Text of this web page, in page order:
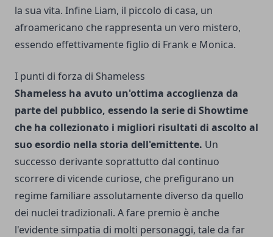
la sua vita. Infine Liam, il piccolo di casa, un
afroamericano che rappresenta un vero mistero,
essendo effettivamente figlio di Frank e Monica.
I punti di forza di Shameless
Shameless ha avuto un'ottima accoglienza da
parte del pubblico, essendo la serie di Showtime
che ha collezionato i migliori risultati di ascolto al
suo esordio nella storia dell'emittente. Un
successo derivante soprattutto dal continuo
scorrere di vicende curiose, che prefigurano un
regime familiare assolutamente diverso da quello
dei nuclei tradizionali. A fare premio è anche
l'evidente simpatia di molti personaggi, tale da far